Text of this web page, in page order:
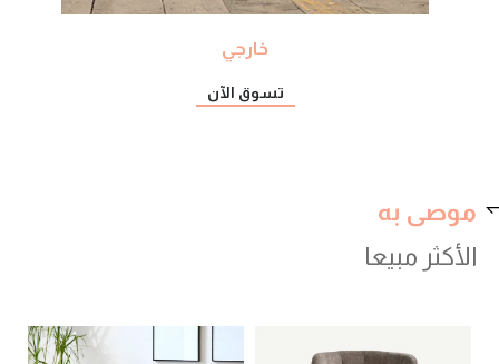
خارجي
تسوق الآن
موصى به
الأكثر مبيعا